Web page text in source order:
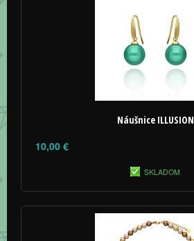
Náušnice ILLUSION
10,00 €
SKLADOM